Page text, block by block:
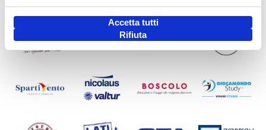
Accetta tutti
Rifiuta